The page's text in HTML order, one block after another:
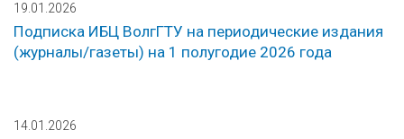
19.01.2026
Подписка ИБЦ ВолгГТУ на периодические издания
(журналы/газеты) на 1 полугодие 2026 года
14.01.2026